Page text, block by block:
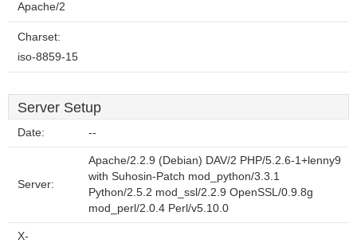
Apache/2
Charset:
iso-8859-15
Server Setup
Date: --
Server:
Apache/2.2.9 (Debian) DAV/2 PHP/5.2.6-1+lenny9
with Suhosin-Patch mod_python/3.3.1
Python/2.5.2 mod_ssl/2.2.9 OpenSSL/0.9.8g
mod_perl/2.0.4 Perl/v5.10.0
X-